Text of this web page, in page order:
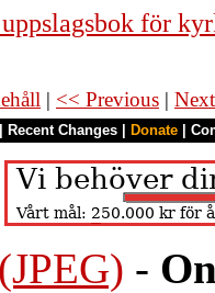
för
| << Previous |
Recent Changes Donate
-